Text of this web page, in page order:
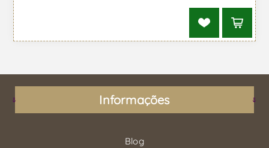
Informações
Blog